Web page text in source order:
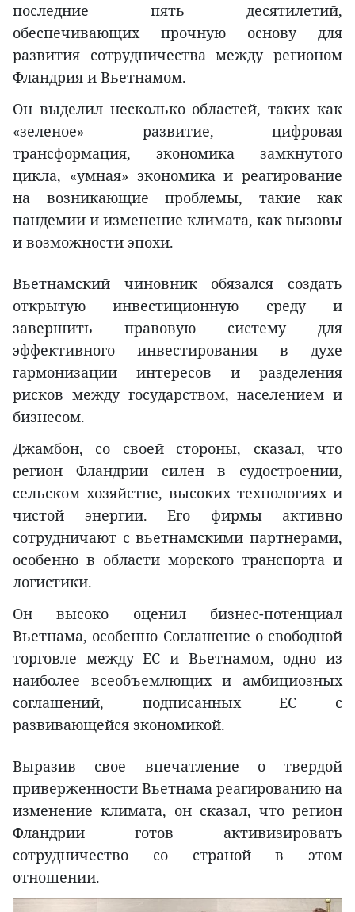
последние пять десятилетий,
обеспечивающих прочную основу для
развития сотрудничества между регионом
Фландрия и Вьетнамом.
Он выделил несколько областей, таких как
«зеленое» развитие, цифровая
трансформация, экономика замкнутого
цикла, «умная» экономика и реагирование
на возникающие проблемы, такие как
пандемии и изменение климата, как вызовы
и возможности эпохи.
Вьетнамский чиновник обязался создать
открытую инвестиционную среду и
завершить правовую систему для
эффективного инвестирования в духе
гармонизации интересов и разделения
рисков между государством, населением и
бизнесом.
Джамбон, со своей стороны, сказал, что
регион Фландрии силен в судостроении,
сельском хозяйстве, высоких технологиях и
чистой энергии. Его фирмы активно
сотрудничают с вьетнамскими партнерами,
особенно в области морского транспорта и
логистики.
Он высоко оценил бизнес-потенциал
Вьетнама, особенно Соглашение о свободной
торговле между ЕС и Вьетнамом, одно из
наиболее всеобъемлющих и амбициозных
соглашений, подписанных ЕС с
развивающейся экономикой.
Выразив свое впечатление о твердой
приверженности Вьетнама реагированию на
изменение климата, он сказал, что регион
Фландрии готов активизировать
сотрудничество со страной в этом
отношении.